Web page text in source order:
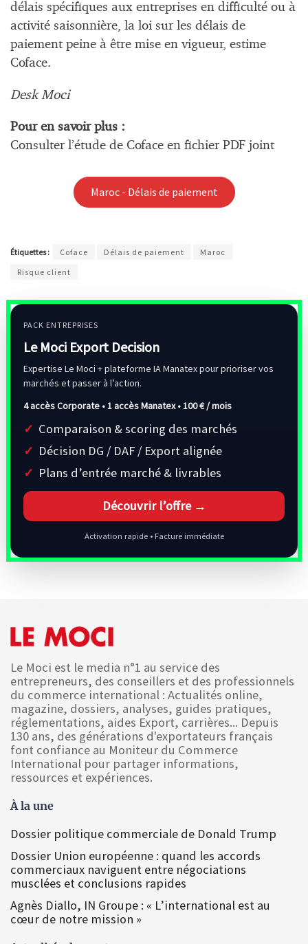
délais spécifiques aux entreprises en difficulté ou à
activité saisonnière, la loi sur les délais de
paiement peine à être mise en vigueur, estime
Coface.
Desk Moci
Pour en savoir plus :
Consulter l’étude de Coface en fichier PDF joint
Maroc - Délais de paiement
Étiquettes : Coface Délais de paiement
Maroc
Risque client
PACK ENTREPRISES
Le Moci Export Decision
Expertise Le Moci + plateforme IA Manatex pour prioriser vos
marchés et passer à l’action.
4 accès Corporate • 1 accès Manatex •100 € / mois
Comparaison & scoring des marchés
Décision DG / DAF / Export alignée
Plans d’entrée marché & livrables
Découvrir l’offre →
Activation rapide • Facture immédiate
Le Moci est le media n°1 au service des
entrepreneurs, des conseillers et des professionnels
du commerce international : Actualités online,
magazine, dossiers, analyses, guides pratiques,
réglementations, aides Export, carrières... Depuis
130 ans, des générations d'exportateurs français
font confiance au Moniteur du Commerce
International pour partager informations,
ressources et expériences.
À la une
Dossier politique commerciale de Donald Trump
Dossier Union européenne : quand les accords
commerciaux naviguent entre négociations
musclées et conclusions rapides
Agnès Diallo, IN Groupe : « L’international est au
cœur de notre mission »